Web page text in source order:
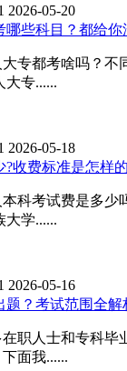
2026-05-20
些科目？都给你
都考啥吗？不
专......
2026-05-18
收费标准是怎样
考试费是多少
学......
2026-05-16
？考试范围全解
职人士和专科
面我......